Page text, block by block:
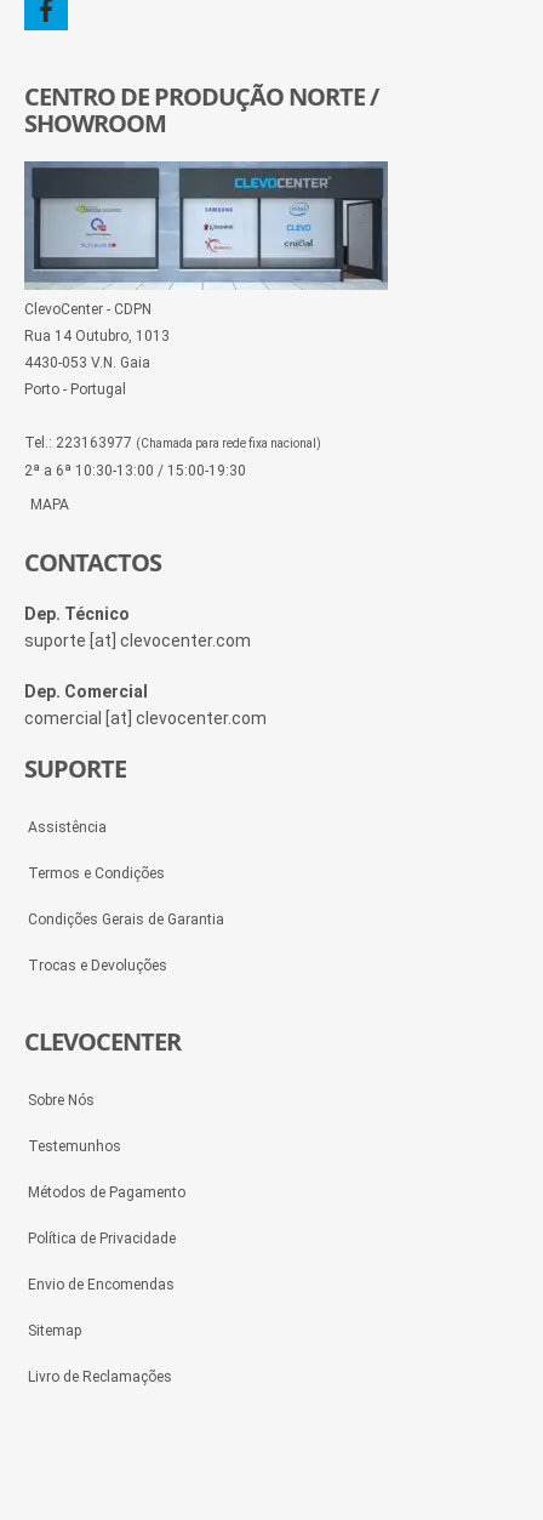
CENTRO DE PRODUÇÃO NORTE /
SHOWROOM
ClevoCenter - CDPN
Rua 14 Outubro, 1013
4430-053 V.N. Gaia
Porto - Portugal
Tel.: 223163977 (Chamada para rede fixa nacional)
2ª a 6ª 10:30-13:00 / 15:00-19:30
MAPA
CONTACTOS
Dep. Técnico
suporte [at] clevocenter.com
Dep. Comercial
comercial [at] clevocenter.com
SUPORTE
Assistência
Termos e Condições
Condições Gerais de Garantia
Trocas e Devoluções
CLEVOCENTER
Sobre Nós
Testemunhos
Métodos de Pagamento
Política de Privacidade
Envio de Encomendas
Sitemap
Livro de Reclamações